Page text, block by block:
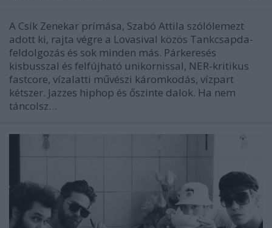
A Csík Zenekar prímása, Szabó Attila szólólemezt
adott ki, rajta végre a Lovasival közös Tankcsapda-
feldolgozás és sok minden más. Párkeresés
kisbusszal és felfújható unikornissal, NER-kritikus
fastcore, vízalatti művészi káromkodás, vízpart
kétszer. Jazzes hiphop és őszinte dalok. Ha nem
táncolsz…